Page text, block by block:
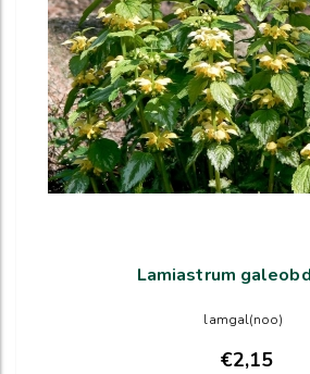
Lamiastrum
lamgal(noo)
€2,15